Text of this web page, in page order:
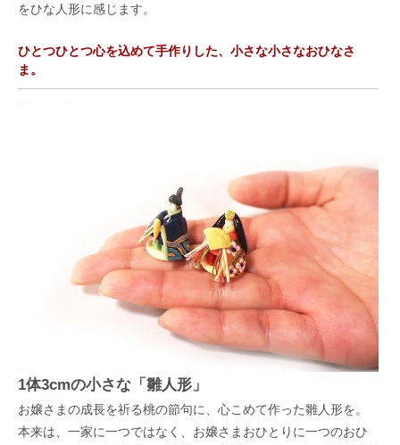
をひな人形に感じます。
ひとつひとつ心を込めて手作りした、小さな小さなおひなさ
ま。
1体3cmの小さな「雛人形」
お嬢さまの成長を祈る桃の節句に、心こめて作った雛人形を。
本来は、一家に一つではなく、お嬢さまおひとりに一つのおひ